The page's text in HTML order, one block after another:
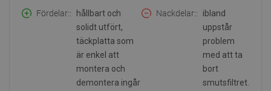
Fördelar:
hållbart och
solidt utfört,
täckplatta som
är enkel att
montera och
demontera ingår
Nackdelar:
ibland
uppstår
problem
med att ta
bort
smutsfiltret.